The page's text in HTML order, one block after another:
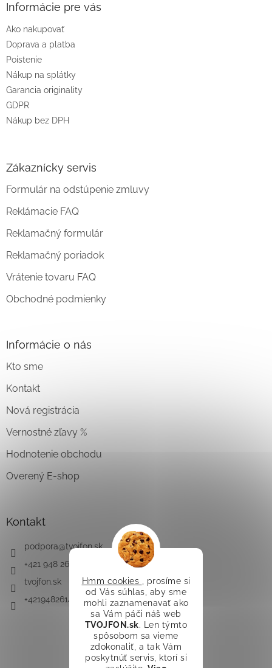
Hmm cookies
, prosíme si
od Vás súhlas, aby sme
mohli zaznamenavať ako
sa Vám páči náš web
TVOJFON.sk. Len týmto
spôsobom sa vieme
zdokonaliť, a tak Vám
poskytnúť servis, ktorí si
Informácie pre vás
Ako nakupovať
Doprava a platba
Poistenie
Nákup na splátky
Garancia originality
GDPR
Nákup bez DPH
Zákaznícky servis
Formulár na odstúpenie zmluvy
Reklámacie FAQ
Reklamačný formulár
Reklamačný poriadok
Vrátenie tovaru FAQ
Obchodné podmienky
Informácie o nás
Kto sme
Kontakt
Nová registrácia
Vernostné zľavy %
Hodnotenie obchodu
Overený E-shop
Kontakt
podpora@tvojfon.sk
+421 948 261 491
tvojfon.sk
+421948261491